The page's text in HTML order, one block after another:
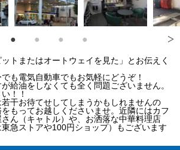
トまたはオートウェイを見た」とお伝えく
も電気自動車でもお気軽にどうぞ！
給油をしなくても全く問題ございません。
！！
干お待てせしてしまうかもしれませんの
もってお越しくださいませ。近隣にはカフ
ん（キャトル）や、お洒落な中華料理店
東急ストアや100円ショップ）もございます